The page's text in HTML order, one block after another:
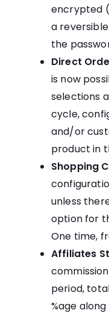
encrypted
a
the
Direct
is now
selections
cycle,
and/or
product in
Shopping
unless
option for
One time,
Affiliates
period,
%age